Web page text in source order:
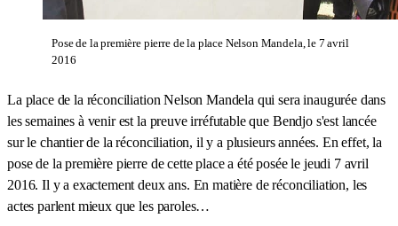
Pose de la première pierre de la place Nelson Mandela, le 7 avril
2016
La place de la réconciliation Nelson Mandela qui sera inaugurée dans
les semaines à venir est la preuve irréfutable que Bendjo s'est lancée
sur le chantier de la réconciliation, il y a plusieurs années. En effet, la
pose de la première pierre de cette place a été posée le jeudi 7 avril
2016. Il y a exactement deux ans. En matière de réconciliation, les
actes parlent mieux que les paroles…